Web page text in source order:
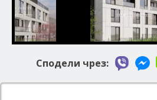
Сподели чрез: